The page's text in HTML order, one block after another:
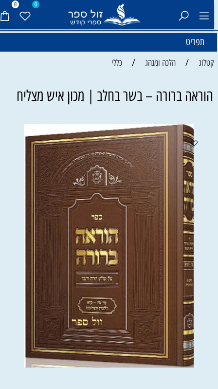
0 0
תפריט
קטלוג / הלכה ומנהג / כללי
הוראה ברורה – בשר בחלב | מכון איש מצליח